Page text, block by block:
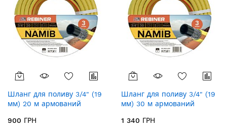
Шланг для поливу 3/4" (19
мм) 20 м армований
900 ГРН
Шланг для поливу 3/4" (19
мм) 30 м армований
1 340 ГРН